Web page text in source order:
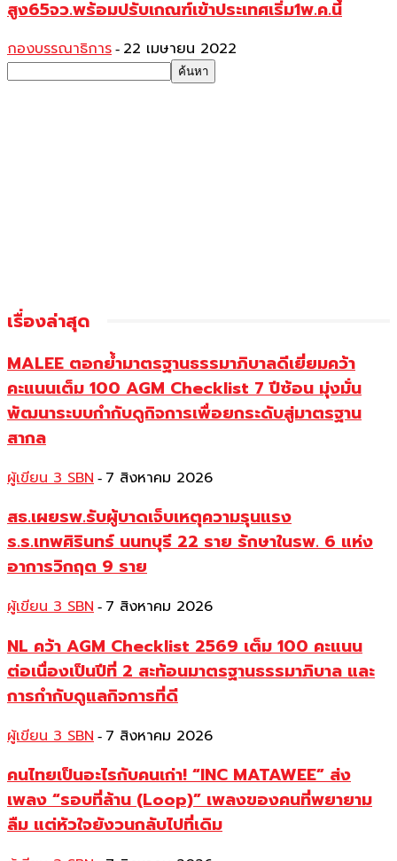
สูง65จว.พร้อมปรับเกณฑ์เข้าประเทศเริ่ม1พ.ค.นี้
กองบรรณาธิการ - 22 เมษายน 2022
เรื่องล่าสุด
MALEE ตอกย้ำมาตรฐานธรรมาภิบาลดีเยี่ยมคว้า
คะแนนเต็ม 100 AGM Checklist 7 ปีซ้อน มุ่งมั่น
พัฒนาระบบกำกับดูกิจการเพื่อยกระดับสู่มาตรฐาน
สากล
ผู้เขียน 3 SBN - 7 สิงหาคม 2026
สธ.เผยรพ.รับผู้บาดเจ็บเหตุความรุนแรง
ร.ร.เทพศิรินทร์ นนทบุรี 22 ราย รักษาในรพ. 6 แห่ง
อาการวิกฤต 9 ราย
ผู้เขียน 3 SBN - 7 สิงหาคม 2026
NL คว้า AGM Checklist 2569 เต็ม 100 คะแนน
ต่อเนื่องเป็นปีที่ 2 สะท้อนมาตรฐานธรรมาภิบาล และ
การกำกับดูแลกิจการที่ดี
ผู้เขียน 3 SBN - 7 สิงหาคม 2026
คนไทยเป็นอะไรกับคนเก่า! “INC MATAWEE” ส่ง
เพลง “รอบที่ล้าน (Loop)” เพลงของคนที่พยายาม
ลืม แต่หัวใจยังวนกลับไปที่เดิม